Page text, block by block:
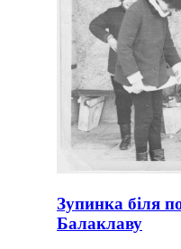
Зупинка біля
Балаклаву